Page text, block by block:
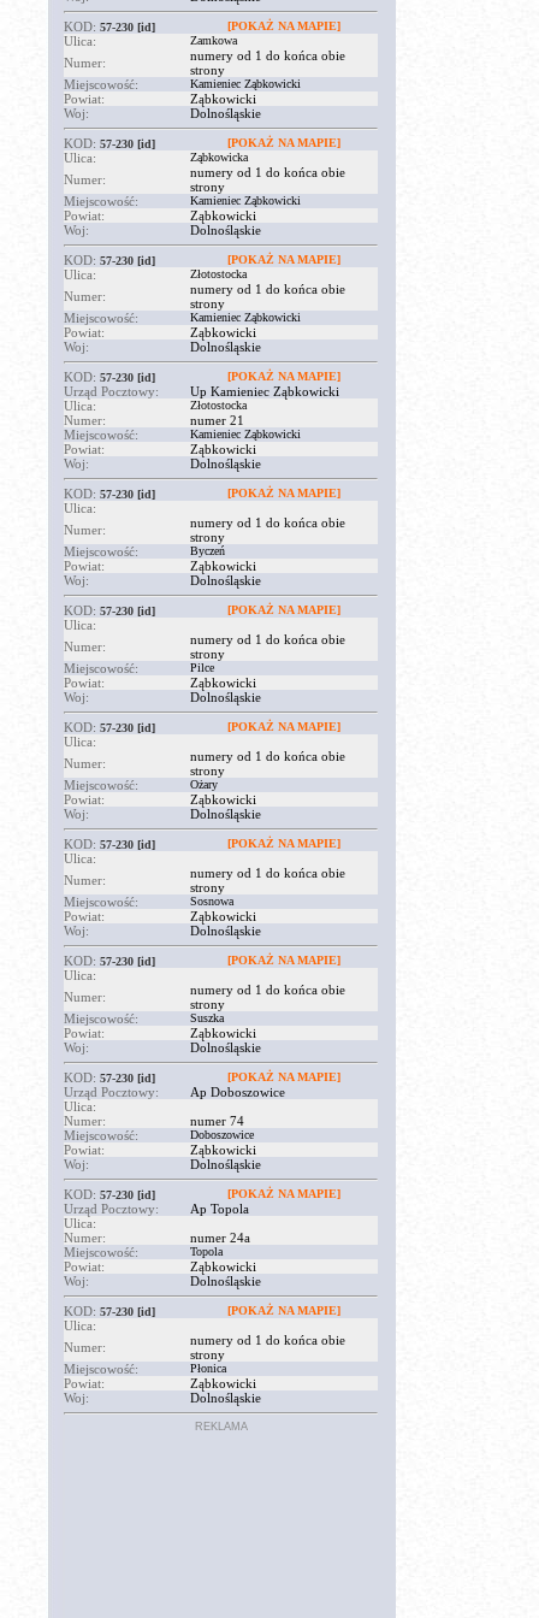
KOD: 57-230 [id] [POKAŻ NA MAPIE]
Ulica: Zamkowa
Numer:
numery od 1 do końca obie
strony
Miejscowość:
Kamieniec Ząbkowicki
Powiat:
Ząbkowicki
Woj:
Dolnośląskie
KOD: 57-230 [id] [POKAŻ NA MAPIE]
Ulica: Ząbkowicka
Numer:
numery od 1 do końca obie
strony
Miejscowość:
Kamieniec Ząbkowicki
Powiat:
Ząbkowicki
Woj:
Dolnośląskie
KOD: 57-230 [id] [POKAŻ NA MAPIE]
Ulica: Złotostocka
Numer:
numery od 1 do końca obie
strony
Miejscowość:
Kamieniec Ząbkowicki
Powiat:
Ząbkowicki
Woj:
Dolnośląskie
KOD: 57-230 [id] [POKAŻ NA MAPIE]
Urząd Pocztowy:
Up Kamieniec Ząbkowicki
Ulica:
Złotostocka
Numer:
numer 21
Miejscowość:
Kamieniec Ząbkowicki
Powiat:
Ząbkowicki
Woj:
Dolnośląskie
KOD: 57-230 [id] [POKAŻ NA MAPIE]
Ulica:
Numer:
numery od 1 do końca obie
strony
Miejscowość:
Byczeń
Powiat:
Ząbkowicki
Woj:
Dolnośląskie
KOD: 57-230 [id] [POKAŻ NA MAPIE]
Ulica:
Numer:
numery od 1 do końca obie
strony
Miejscowość:
Pilce
Powiat:
Ząbkowicki
Woj:
Dolnośląskie
KOD: 57-230 [id] [POKAŻ NA MAPIE]
Ulica:
Numer:
numery od 1 do końca obie
strony
Miejscowość:
Ożary
Powiat:
Ząbkowicki
Woj:
Dolnośląskie
KOD: 57-230 [id] [POKAŻ NA MAPIE]
Ulica:
Numer:
numery od 1 do końca obie
strony
Miejscowość:
Sosnowa
Powiat:
Ząbkowicki
Woj:
Dolnośląskie
KOD: 57-230 [id] [POKAŻ NA MAPIE]
Ulica:
Numer:
numery od 1 do końca obie
strony
Miejscowość:
Suszka
Powiat:
Ząbkowicki
Woj:
Dolnośląskie
KOD: 57-230 [id] [POKAŻ NA MAPIE]
Urząd Pocztowy:
Ap Doboszowice
Ulica:
Numer:
numer 74
Miejscowość:
Doboszowice
Powiat:
Ząbkowicki
Woj:
Dolnośląskie
KOD: 57-230 [id] [POKAŻ NA MAPIE]
Urząd Pocztowy:
Ap Topola
Ulica:
Numer:
numer 24a
Miejscowość:
Topola
Powiat:
Ząbkowicki
Woj:
Dolnośląskie
KOD: 57-230 [id] [POKAŻ NA MAPIE]
Ulica:
Numer:
numery od 1 do końca obie
strony
Miejscowość:
Płonica
Powiat:
Ząbkowicki
Woj:
Dolnośląskie
REKLAMA